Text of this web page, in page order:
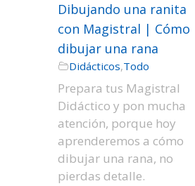
Dibujando una ranita
con Magistral | Cómo
dibujar una rana
Didácticos,Todo
Prepara tus Magistral
Didáctico y pon mucha
atención, porque hoy
aprenderemos a cómo
dibujar una rana, no
pierdas detalle.